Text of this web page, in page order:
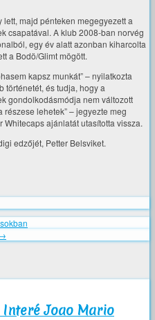
majd pénteken megegyezett a
csapatával. A klub 2008-ban norvég
egy év alatt azonban kiharcolta
a Bodö/Glimt mögött.
kapsz munkát” – nyilatkozta
történetét, és tudja, hogy a
gondolkodásmódja nem változott
lehetek” – jegyezte meg
ajánlatát utasította vissza.
edzőjét, Petter Belsviket.
Interé Joao Mario